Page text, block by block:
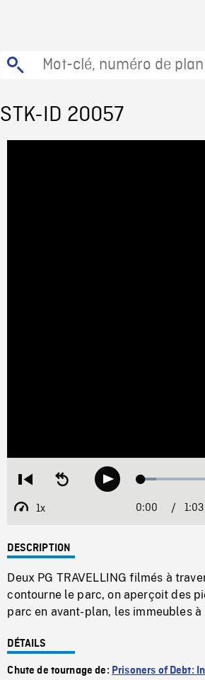
STK-ID 20057
Restart
beginning
Seek
backwardPlay Loaded:
1x
Playback
Current
0:00 / 1:03
DESCRIPTION
Deux PG TRAVELLING filmés à
contourne le parc, on aperçoit des
parc en avant-plan, les immeubles
DÉTAILS
Chute de tournage de: Prisoners of Debt: